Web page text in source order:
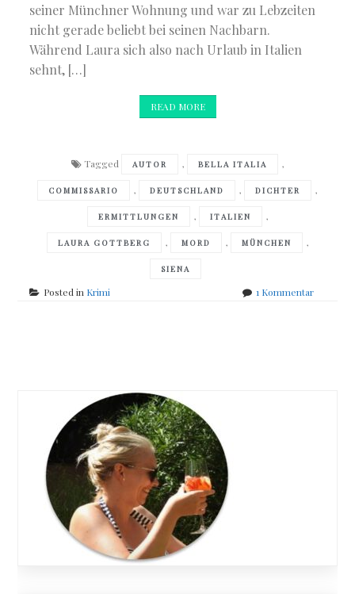
seiner Münchner Wohnung und war zu Lebzeiten
nicht gerade beliebt bei seinen Nachbarn.
Während Laura sich also nach Urlaub in Italien
sehnt, […]
READ MORE
Tagged AUTOR , BELLA ITALIA ,
COMMISSARIO , DEUTSCHLAND , DICHTER ,
ERMITTLUNGEN , ITALIEN ,
LAURA GOTTBERG , MORD , MÜNCHEN ,
SIENA
Posted in Krimi 1 Kommentarzu
navigation